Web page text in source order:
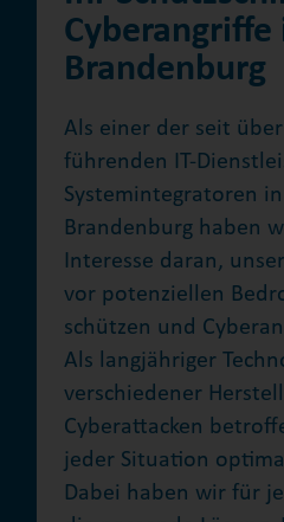
Brandenburg
Als einer der seit über
führenden IT-
Systemintegratoren
Brandenburg haben
Interesse daran,
vor potenziellen
schützen und
Als langjähriger
verschiedener
Cyberattacken
jeder Situation
Dabei haben wir für